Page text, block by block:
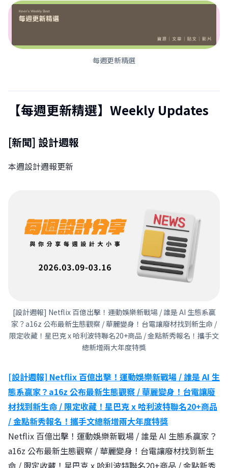
每週更新精選
【每週更新精選】Weekly Updates
[新聞] 設計週報
本週設計週報更新
[設計週報] Netflix 百億出擊！運動娛樂新戰場 / 誰是 AI 生態系贏
家？a16z 公布最新生態觀察 / 華麗變身！台電讓廢材找到新生命 /
限定收藏！星巴克 x 哈利波特聯名20+商品 / 金點新秀報名！攜手文
總新增兩大年度特獎
[設計週報] Netflix 百億出擊！運動娛樂新戰場 / 誰是 AI 生
態系贏家？a16z 公布最新生態觀察 / 華麗變身！台電讓廢
材找到新生命 / 限定收藏！星巴克 x 哈利波特聯名20+商品
/ 金點新秀報名！攜手文總新增兩大年度特獎
Netflix 百億出擊！運動娛樂新戰場 / 誰是 AI 生態系贏家？
a16z 公布最新生態觀察 / 華麗變身！台電讓廢材找到新生